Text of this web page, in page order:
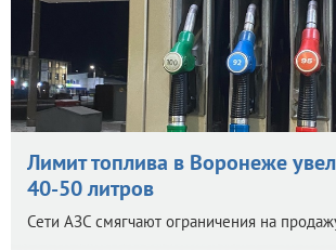
Лимит топлива в Воронеже
40-50 литров
Сети АЗС смягчают ограничения на